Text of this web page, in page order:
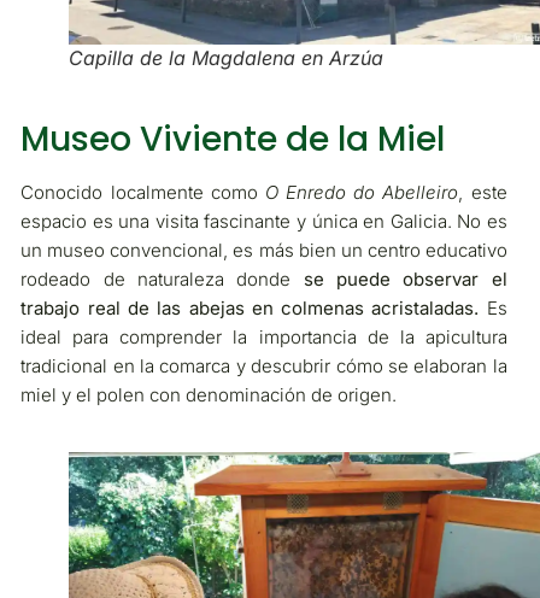
Capilla de la Magdalena en Arzúa
Museo Viviente de la Miel
Conocido localmente como O Enredo do Abelleiro, este
espacio es una visita fascinante y única en Galicia. No es
un museo convencional, es más bien un centro educativo
rodeado de naturaleza donde se puede observar el
trabajo real de las abejas en colmenas acristaladas. Es
ideal para comprender la importancia de la apicultura
tradicional en la comarca y descubrir cómo se elaboran la
miel y el polen con denominación de origen.